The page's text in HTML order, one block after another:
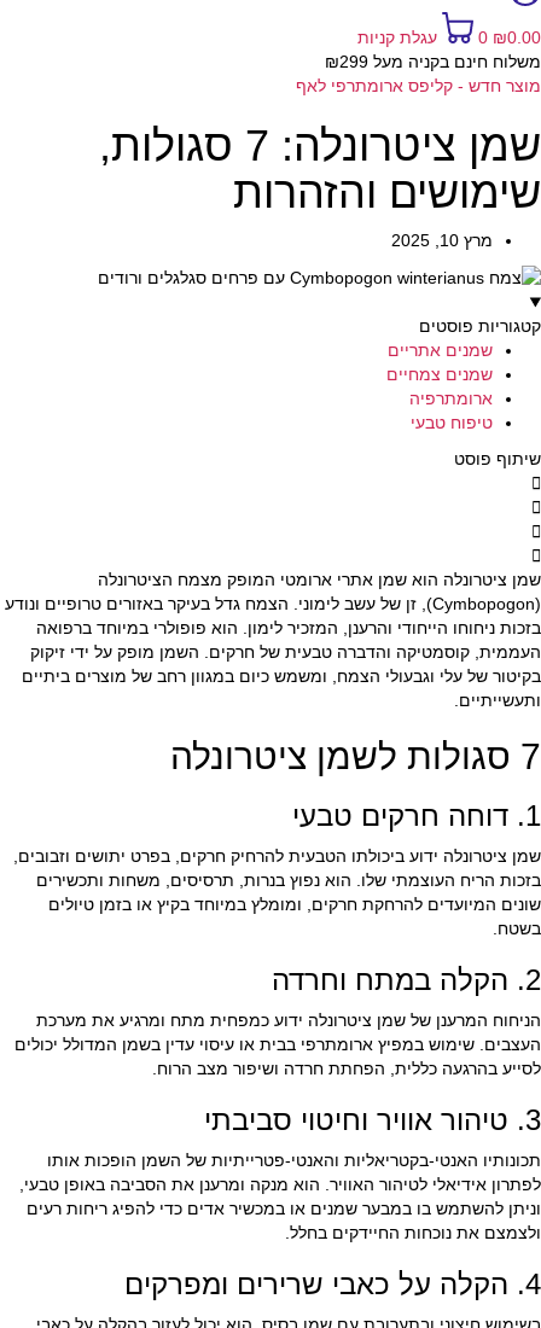
₪0.00
0
עגלת קניות
משלוח חינם בקניה מעל ₪299
מוצר חדש - קליפס ארומתרפי לאף
שמן ציטרונלה: 7 סגולות,
שימושים והזהרות
מרץ 10, 2025
קטגוריות פוסטים
שמנים אתריים
שמנים צמחיים
ארומתרפיה
טיפוח טבעי
שיתוף פוסט
שמן ציטרונלה הוא שמן אתרי ארומטי המופק מצמח הציטרונלה
(Cymbopogon), זן של עשב לימוני. הצמח גדל בעיקר באזורים טרופיים ונודע
בזכות ניחוחו הייחודי והרענן, המזכיר לימון. הוא פופולרי במיוחד ברפואה
העממית, קוסמטיקה והדברה טבעית של חרקים. השמן מופק על ידי זיקוק
בקיטור של עלי וגבעולי הצמח, ומשמש כיום במגוון רחב של מוצרים ביתיים
ותעשייתיים.
7 סגולות לשמן ציטרונלה
1. דוחה חרקים טבעי
שמן ציטרונלה ידוע ביכולתו הטבעית להרחיק חרקים, בפרט יתושים וזבובים,
בזכות הריח העוצמתי שלו. הוא נפוץ בנרות, תרסיסים, משחות ותכשירים
שונים המיועדים להרחקת חרקים, ומומלץ במיוחד בקיץ או בזמן טיולים
בשטח.
2. הקלה במתח וחרדה
הניחוח המרענן של שמן ציטרונלה ידוע כמפחית מתח ומרגיע את מערכת
העצבים. שימוש במפיץ ארומתרפי בבית או עיסוי עדין בשמן המדולל יכולים
לסייע בהרגעה כללית, הפחתת חרדה ושיפור מצב הרוח.
3. טיהור אוויר וחיטוי סביבתי
תכונותיו האנטי-בקטריאליות והאנטי-פטרייתיות של השמן הופכות אותו
לפתרון אידיאלי לטיהור האוויר. הוא מנקה ומרענן את הסביבה באופן טבעי,
וניתן להשתמש בו במבער שמנים או במכשיר אדים כדי להפיג ריחות רעים
ולצמצם את נוכחות החיידקים בחלל.
4. הקלה על כאבי שרירים ומפרקים